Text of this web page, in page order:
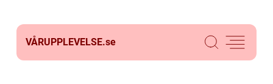
VÅRUPPLEVELSE.se